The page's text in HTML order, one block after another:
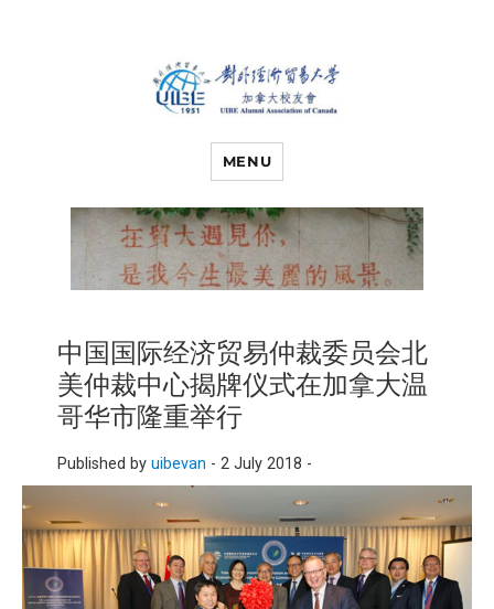
对外经济贸易
大学加拿大校
友会
MENU
中国国际经济贸易仲裁委员会北
美仲裁中心揭牌仪式在加拿大温
哥华市隆重举行
Published by uibevan - 2 July 2018 -